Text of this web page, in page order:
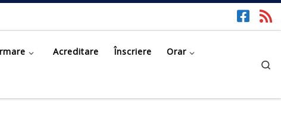
Acreditare Înscriere Orar